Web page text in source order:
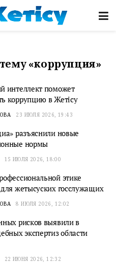
«коррупция»
интеллект поможет
коррупцию в Жетісу
23 ИЮЛЯ 2026, 19:43
разъяснили новые
нормы
15 ИЮЛЯ 2026, 18:00
этике
жетысуских госслужащих
8 ИЮЛЯ 2026, 12:02
рисков выявили в
экспертиз области
22 ИЮНЯ 2026, 12:32